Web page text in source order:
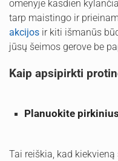
omenyje kasdien
tarp maistingo ir
akcijos ir kiti išmanūs
jūsų šeimos gerove be
Kaip apsipirkti
Planuokite
Tai reiškia, kad